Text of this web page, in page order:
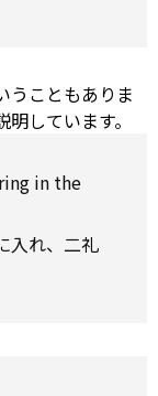
うこともありま
しています。
in the
入れ、二礼